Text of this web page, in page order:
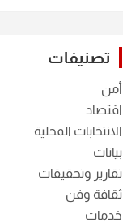
تصنيفات
أمن
اقتصاد
الانتخابات المحلية
بيانات
تقارير وتحقيقات
ثقافة وفن
خدمات